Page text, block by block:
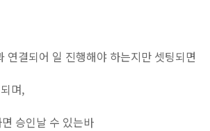
연결되어 일 진행해야 하는지만 셋팅되면
며,
승인날 수 있는바